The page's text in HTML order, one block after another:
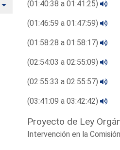
Alternar(01:40:38 a 01:41:25)
(01:46:59 a 01:47:59)
(01:58:28 a 01:58:17)
(02:54:03 a 02:55:09)
(02:55:33 a 02:55:57)
(03:41:09 a 03:42:42)
Proyecto de Ley
Intervención en la